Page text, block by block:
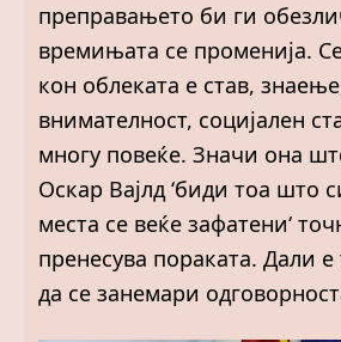
преправањето би ги
времињата се променија.
кон облеката е став,
внимателност, социјален
многу повеќе. Значи она
Оскар Вајлд ‘биди тоа што
места се веќе зафатени‘
пренесува пораката. Дали
да се занемари